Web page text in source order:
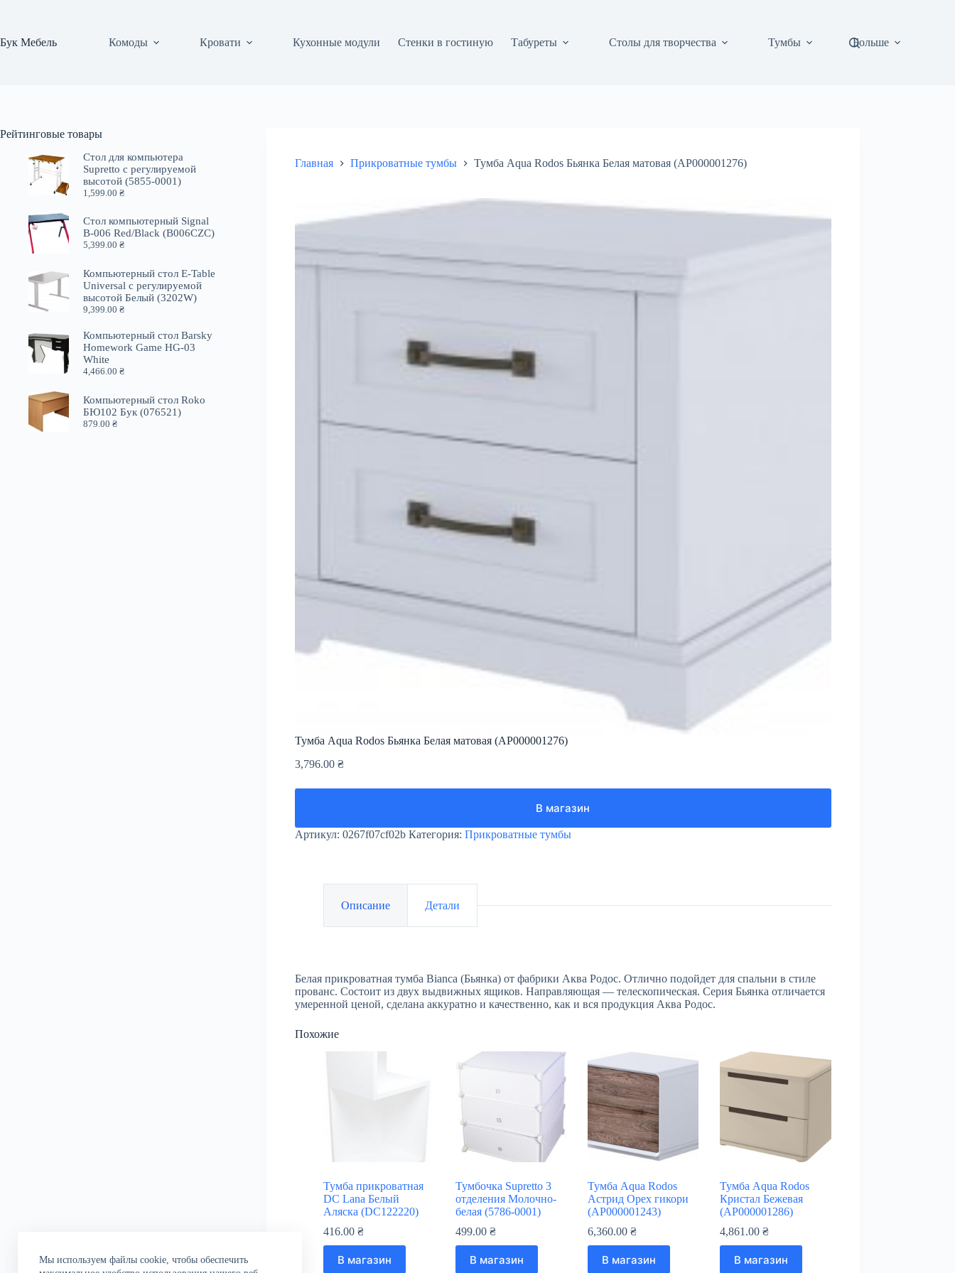
Мы используем файлы cookie, чтобы обеспечить
Бук Мебель Комоды Кровати Кухонные модули Стенки в гостиную Табуреты Столы для творчества Тумбы Больше
Главная Прикроватные тумбы Тумба Aqua Rodos Бьянка Белая матовая (АР000001276)
Тумба Aqua Rodos Бьянка Белая матовая (АР000001276)
3,796.00 ₴
В магазин
Артикул: 0267f07cf02b Категория: Прикроватные тумбы
Описание Детали
Белая прикроватная тумба Bianca (Бьянка) от фабрики Аква Родос. Отлично подойдет для спальни в стиле
прованс. Состоит из двух выдвижных ящиков. Направляющая — телескопическая. Серия Бьянка отличается
умеренной ценой, сделана аккуратно и качественно, как и вся продукция Аква Родос.
Похожие
Тумба прикроватная
DC Lana Белый
Аляска (DC122220)
416.00 ₴
В магазин
Тумбочка Supretto 3
отделения Молочно-
белая (5786-0001)
499.00₴
В магазин
Тумба Aqua Rodos
Астрид Орех гикори
(АР000001243)
6,360.00₴
В магазин
Тумба Aqua Rodos
Кристал Бежевая
(АР000001286)
4,861.00₴
В магазин
Рейтинговые товары
Стол для компьютера
Supretto с регулируемой
высотой (5855-0001)
1,599.00₴
Стол компьютерный Signal
B-006 Red/Black (B006CZC)
5,399.00₴
Компьютерный стол E-Table
Universal с регулируемой
высотой Белый (3202W)
9,399.00₴
Компьютерный стол Barsky
Homework Game HG-03
White
4,466.00₴
Компьютерный стол Roko
БЮ102 Бук (076521)
879.00₴